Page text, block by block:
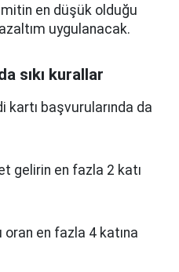
en düşük olduğu
uygulanacak.
sıkı kurallar
kartı başvurularında da
gelirin en fazla 2 katı
oran en fazla 4 katına